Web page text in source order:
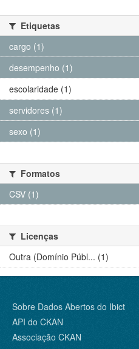
Etiquetas
cargo (1)
desempenho (1)
escolaridade (1)
servidores (1)
sexo (1)
Formatos
CSV (1)
Licenças
Outra (Domínio Públ... (1)
Sobre Dados Abertos do Ibict
API do CKAN
Associação CKAN